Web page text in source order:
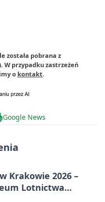
została pobrana z
W przypadku zastrzeżeń
o kontakt.
Google News
Krakowie 2026 –
Lotnictwa